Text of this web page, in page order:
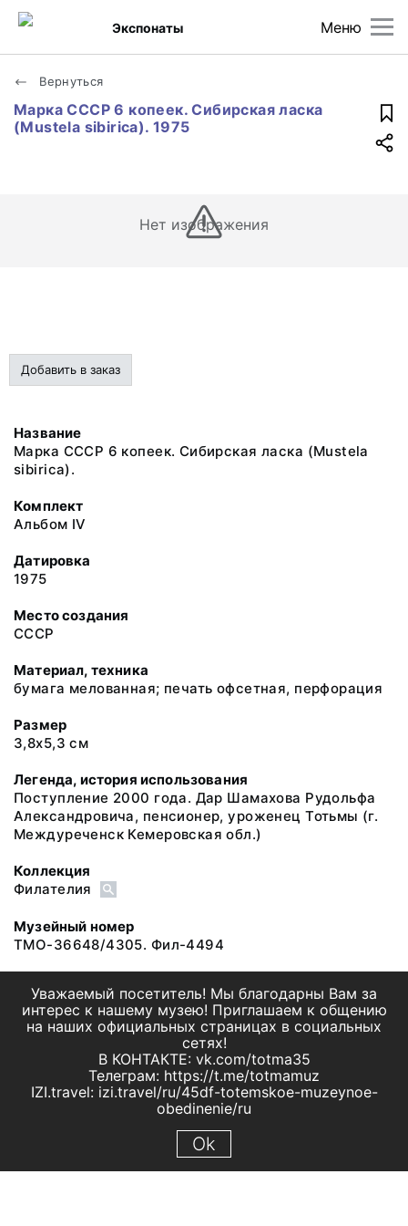
Меню
Экспонаты
Вернуться
Марка СССР 6 копеек. Сибирская ласка
(Mustela sibirica). 1975
Нет изображения
Добавить в заказ
Название
Марка СССР 6 копеек. Сибирская ласка (Mustela
sibirica).
Комплект
Альбом IV
Датировка
1975
Место создания
СССР
Материал, техника
бумага мелованная; печать офсетная, перфорация
Размер
3,8х5,3 см
Легенда, история использования
Поступление 2000 года. Дар Шамахова Рудольфа
Александровича, пенсионер, уроженец Тотьмы (г.
Междуреченск Кемеровская обл.)
Коллекция
Филателия
Музейный номер
ТМО-36648/4305. Фил-4494
Уважаемый посетитель! Мы благодарны Вам за
интерес к нашему музею! Приглашаем к общению
на наших официальных страницах в социальных
сетях!
В КОНТАКТЕ: vk.com/totma35
Телеграм: https://t.me/totmamuz
IZI.travel: izi.travel/ru/45df-totemskoe-muzeynoe-
obedinenie/ru
Ok